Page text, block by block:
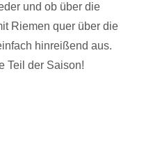
und ob über die
Riemen quer über die
hinreißend aus.
Teil der Saison!